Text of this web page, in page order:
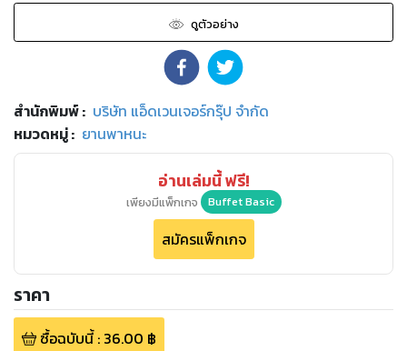
ดูตัวอย่าง
สำนักพิมพ์: บริษัท แอ็ดเวนเจอร์กรุ๊ป จำกัด
หมวดหมู่: ยานพาหนะ
อ่านเล่มนี้ ฟรี!
เพียงมีแพ็กเกจ Buffet Basic
สมัครแพ็กเกจ
ราคา
ซื้อฉบับนี้: 36.00 ฿